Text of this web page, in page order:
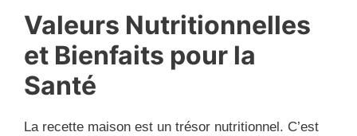
Valeurs Nutritionnelles
et Bienfaits pour la
Santé
La recette maison est un trésor nutritionnel. C’est